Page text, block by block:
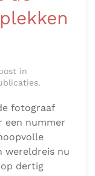
in
fotograaf
een nummer
wereldreis nu
dertig